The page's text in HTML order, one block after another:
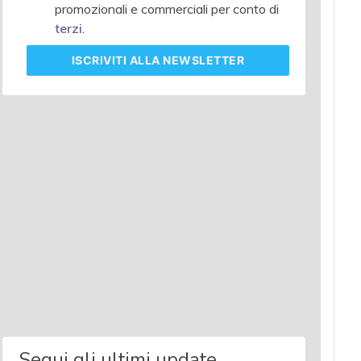
promozionali e commerciali per conto di
terzi.
ISCRIVITI ALLA NEWSLETTER